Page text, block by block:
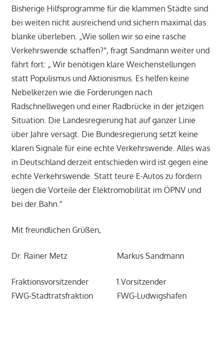
Bisherige Hilfsprogramme für die klammen Städte sind
bei weiten nicht ausreichend und sichern maximal das
blanke überleben. „Wie sollen wir so eine rasche
Verkehrswende schaffen?“, fragt Sandmann weiter und
fährt fort: „ Wir benötigen klare Weichenstellungen
statt Populismus und Aktionismus. Es helfen keine
Nebelkerzen wie die Forderungen nach
Radschnellwegen und einer Radbrücke in der jetzigen
Situation. Die Landesregierung hat auf ganzer Linie
über Jahre versagt. Die Bundesregierung setzt keine
klaren Signale für eine echte Verkehrswende. Alles was
in Deutschland derzeit entschieden wird ist gegen eine
echte Verkehrswende. Statt teure E-Autos zu fördern
liegen die Vorteile der Elektromobilität im ÖPNV und
bei der Bahn.“
Mit freundlichen Grüßen,
Dr. Rainer Metz Markus Sandmann
Fraktionsvorsitzender 1.Vorsitzender
FWG-Stadtratsfraktion FWG-Ludwigshafen